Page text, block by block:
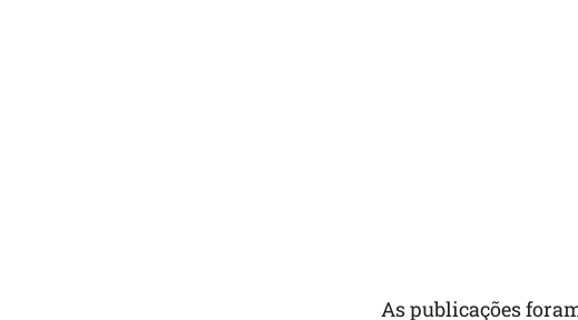
As publicações